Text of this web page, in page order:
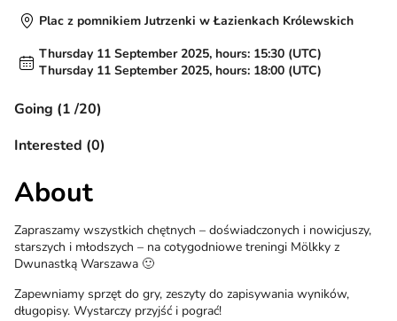
Plac z pomnikiem Jutrzenki w Łazienkach Królewskich
Thursday 11 September 2025, hours: 15:30 (UTC)
Thursday 11 September 2025, hours: 18:00 (UTC)
Going (1 /20)
Interested (0)
About
Zapraszamy wszystkich chętnych – doświadczonych i nowicjuszy,
starszych i młodszych – na cotygodniowe treningi Mölkky z
Dwunastką Warszawa 🙂
Zapewniamy sprzęt do gry, zeszyty do zapisywania wyników,
długopisy. Wystarczy przyjść i pograć!